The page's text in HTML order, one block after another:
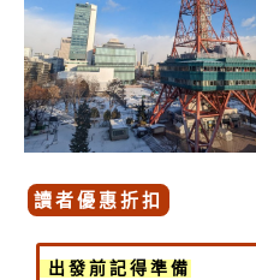
讀者優惠折扣
出發前記得準備